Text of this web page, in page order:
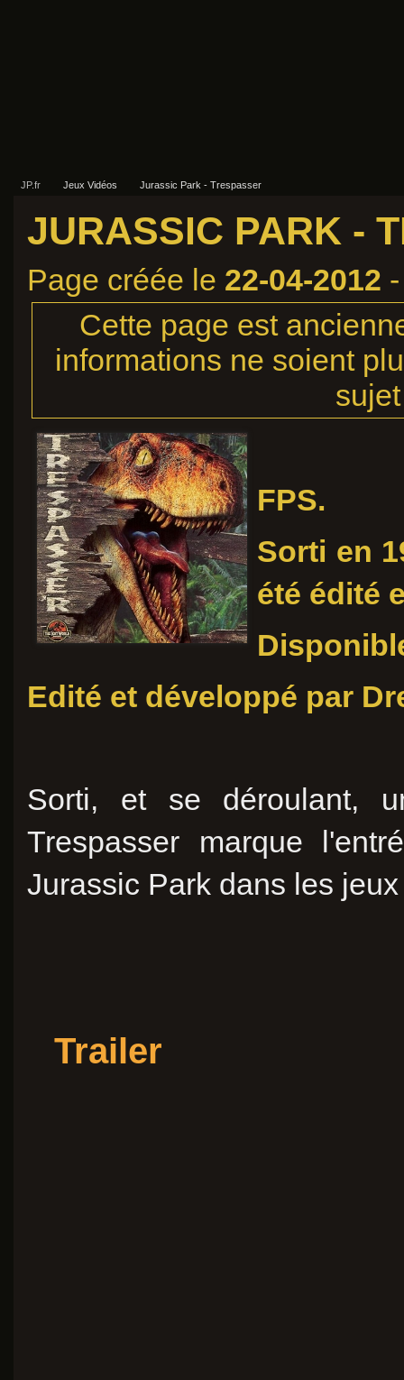
JP.fr Jeux Vidéos Jurassic Park - Trespasser
JURASSIC PARK -
Page créée le 22-04-2012
Cette page est
informations ne soient
FPS.
Sorti en
été édité
Edité et développé par
Sorti, et se déroulant,
Trespasser marque
Jurassic Park dans les
Trailer